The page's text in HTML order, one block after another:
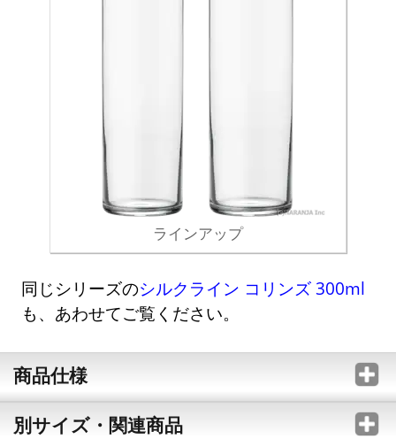
ラインアップ
同じシリーズのシルクライン コリンズ 300ml
も、あわせてご覧ください。
商品仕様
別サイズ・関連商品